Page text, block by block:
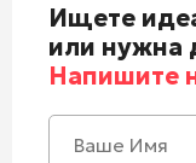
Ищете
или нужна
Напишите